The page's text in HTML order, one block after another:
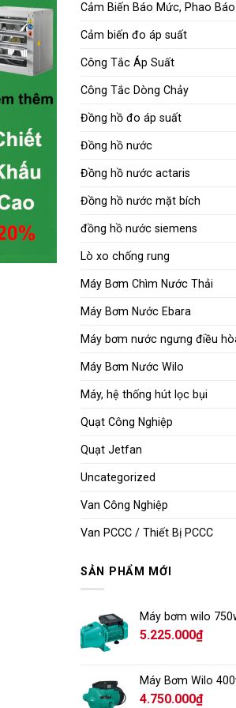
Cảm Biến Báo Mức, Phao
Cảm biến đo áp suất
Công Tắc Áp Suất
Công Tắc Dòng Chảy
Đồng hồ đo áp suất
Đồng hồ nước
Đồng hồ nước actaris
Đồng hồ nước mặt bích
đồng hồ nước siemens
Lò xo chống rung
Máy Bơm Chìm Nước Thải
Máy Bơm Nước Ebara
Máy bơm nước ngưng điều
Máy Bơm Nước Wilo
Máy, hệ thống hút lọc bụi
Quạt Công Nghiệp
Quạt Jetfan
Uncategorized
Van Công Nghiệp
Van PCCC / Thiết Bị PCCC
SẢN PHẨM MỚI
Máy bơm wilo
5.225.000₫
Máy Bơm Wilo
4.750.000₫